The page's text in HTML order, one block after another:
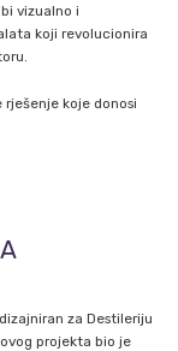
vizualno i
koji revolucionira
koje donosi
za Destileriju
projekta bio je